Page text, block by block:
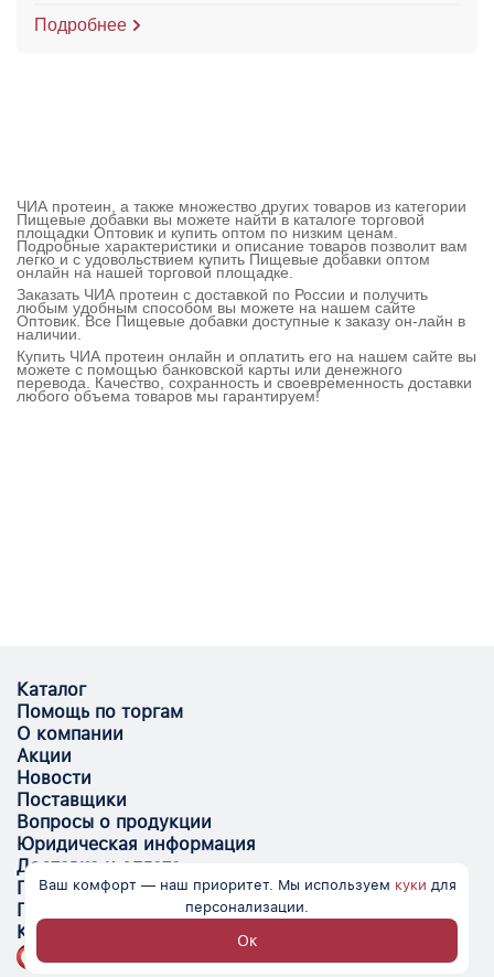
Подробнее
ЧИА протеин, а также множество других товаров из категории
Пищевые добавки вы можете найти в каталоге торговой
площадки Оптовик и купить оптом по низким ценам.
Подробные характеристики и описание товаров позволит вам
легко и с удовольствием купить Пищевые добавки оптом
онлайн на нашей торговой площадке.
Заказать ЧИА протеин с доставкой по России и получить
любым удобным способом вы можете на нашем сайте
Оптовик. Все Пищевые добавки доступные к заказу он-лайн в
наличии.
Купить ЧИА протеин онлайн и оплатить его на нашем сайте вы
можете с помощью банковской карты или денежного
перевода. Качество, сохранность и своевременность доставки
любого объема товаров мы гарантируем!
Каталог
Помощь по торгам
О компании
Акции
Новости
Поставщики
Вопросы о продукции
Юридическая информация
Доставка и оплата
Поставщикам
Помощь
Контакты
Ваш комфорт — наш приоритет. Мы используем куки для
персонализации.
Ок